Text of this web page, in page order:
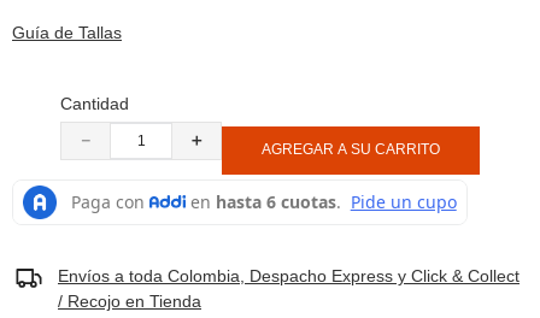
Guía de Tallas
Cantidad
＋
－ AGREGAR A SU CARRITO
Envíos a toda Colombia, Despacho Express y Click & Collect
/ Recojo en Tienda